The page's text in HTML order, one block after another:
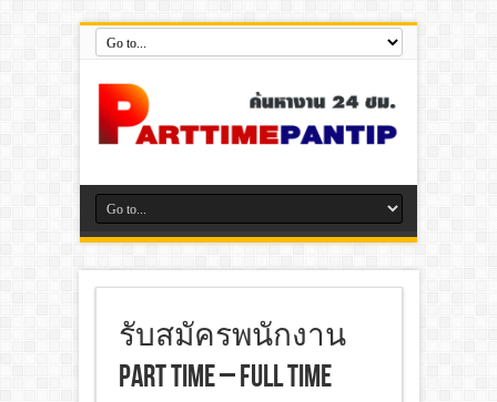
รับสมัครพนักงาน
Part Time – Full Time